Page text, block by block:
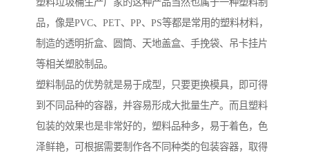
塑料垃圾桶生产厂家的这种产品当然也属于一种塑料制
品，像是PVC、PET、PP、PS等都是常用的塑料材料，
制造的透明折盒、圆筒、天地盖盒、手挽袋、吊卡挂片
等相关塑胶制品。
塑料制品的优势就是易于成型，只要更换模具，即可得
到不同品种的容器，并容易形成大批量生产。而且塑料
包装的效果也是非常好的，塑料品种多，易于着色，色
泽鲜艳，可根据需要制作各不同种类的包装容器，取得